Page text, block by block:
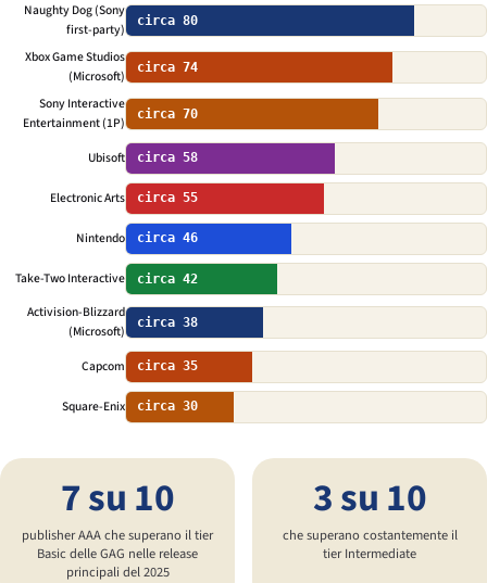
Naughty Dog (Sony
first-party)
circa 80
Xbox Game Studios
(Microsoft)
circa 74
Sony Interactive
Entertainment (1P)
circa 70
Ubisoft circa 58
Electronic Arts circa 55
Nintendo circa 46
Take-Two Interactive circa 42
Activision-Blizzard
(Microsoft)
circa 38
Capcom circa 35
Square-Enix circa 30
7 su 10
publisher AAA che superano il tier
Basic delle GAG nelle release
principali del 2025
3 su 10
che superano costantemente il
tier Intermediate